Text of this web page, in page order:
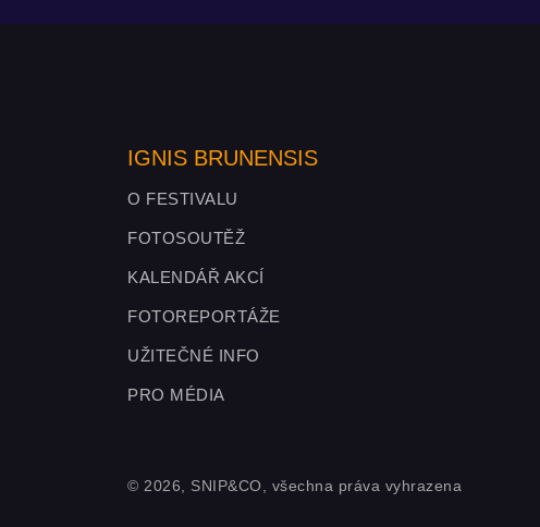
IGNIS BRUNENSIS
O FESTIVALU
FOTOSOUTĚŽ
KALENDÁŘ AKCÍ
FOTOREPORTÁŽE
UŽITEČNÉ INFO
PRO MÉDIA
© 2026, SNIP&CO, všechna práva vyhrazena